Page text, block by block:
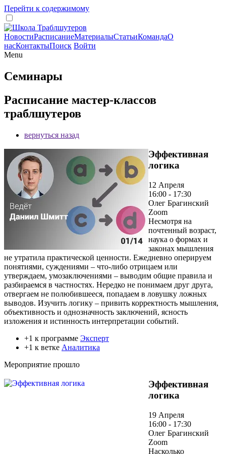
Перейти к содержимому
НовостиРасписаниеМатериалыСтатьиКомандаО
насКонтактыПоиск Войти
Menu
Семинары
Расписание мастер-классов
траблшутеров
вернуться назад
Эффективная
логика
12 Апреля
16:00 - 17:30
Олег Брагинский
Zoom
Несмотря на
почтенный возраст,
наука о формах и
законах мышления
не утратила практической ценности. Ежедневно оперируем
понятиями, суждениями – что-либо отрицаем или
утверждаем, умозаключениями – выводим общие правила и
разбираемся в частностях. Нередко не понимаем друг друга,
отвергаем не полюбившееся, попадаем в ловушку ложных
выводов. Изучить логику – привить корректность мышления,
объективность и однозначность заключений, ясность
изложения и истинность интерпретации событий.
+1 к программе Эксперт
+1 к ветке Аналитика
Мероприятие прошло
Эффективная
логика
19 Апреля
16:00 - 17:30
Олег Брагинский
Zoom
Насколько